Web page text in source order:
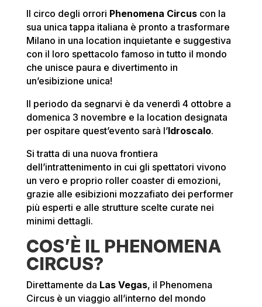
Il circo degli orrori Phenomena Circuscon la
sua unica tappa italiana è pronto a trasformare
Milano in una location inquietante e suggestiva
con il loro spettacolo famoso in tutto il mondo
che unisce paura e divertimento in
un’esibizione unica!
Il periodo da segnarvi è da venerdì 4 ottobre a
domenica 3 novembre e la location designata
per ospitare quest’evento sarà l’Idroscalo.
Si tratta di una nuova frontiera
dell’intrattenimento in cui gli spettatori vivono
un vero e proprio roller coaster di emozioni,
grazie alle esibizioni mozzafiato dei performer
più esperti e alle strutture scelte curate nei
minimi dettagli.
COS’È IL PHENOMENA
CIRCUS?
Direttamente da Las Vegas, il Phenomena
Circus è un viaggio all’interno del mondo